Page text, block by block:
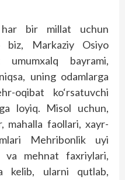
bir millat uchun
biz, Markaziy Osiyo
bayrami,
uning odamlarga
oqibat ko‘rsatuvchi
loyiq. Misol uchun,
mahalla faollari, xayr-
Mehribonlik uyi
va mehnat faxriylari,
kelib, ularni qutlab,